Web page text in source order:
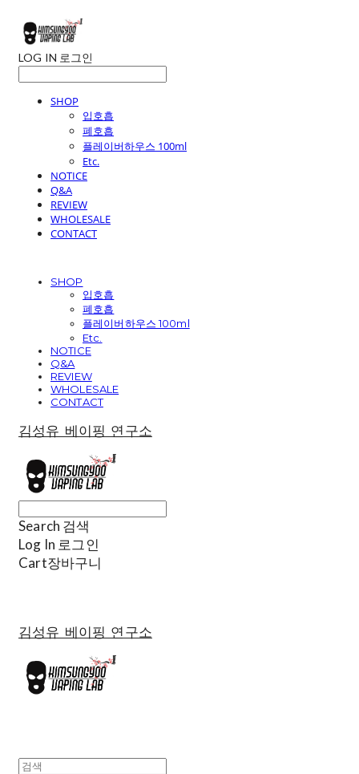
LOG IN 로그인
SHOP
입호흡
폐호흡
플레이버하우스 100ml
Etc.
NOTICE
Q&A
REVIEW
WHOLESALE
CONTACT
SHOP
입호흡
폐호흡
플레이버하우스 100ml
Etc.
NOTICE
Q&A
REVIEW
WHOLESALE
CONTACT
김성유 베이핑 연구소
Search 검색
Log In 로그인
Cart장바구니
김성유 베이핑 연구소